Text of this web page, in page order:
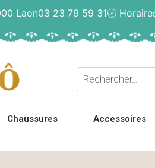
Laon03 23 79 59 31🕗
Chaussures Accessoires